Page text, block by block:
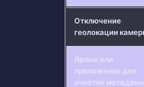
Отключение
геолокации
Ярлык или
приложение для
очистки